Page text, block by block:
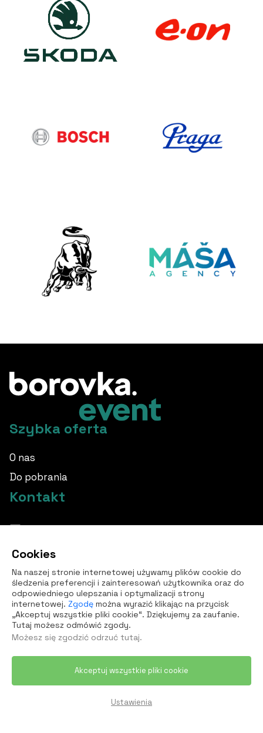
Szybka oferta
O nas
Do pobrania
Kontakt
info@borovka.cz
+420 724 760 650
Wszystkie kontakty
© 2026 Borovka Event sp. z o.o.. Wszelkie prawa
Przetwarzanie danych osobowychUstawienia plików cookie
Cookies
Na naszej stronie internetowej używamy plików cookie do
śledzenia preferencji i zainteresowań użytkownika oraz do
odpowiedniego ulepszania i optymalizacji strony
internetowej. Zgodę można wyrazić klikając na przycisk
„Akceptuj wszystkie pliki cookie“. Dziękujemy za zaufanie.
Tutaj możesz odmówić zgody.
Możesz się zgodzić odrzuć tutaj.
Akceptuj wszystkie pliki cookie
Ustawienia